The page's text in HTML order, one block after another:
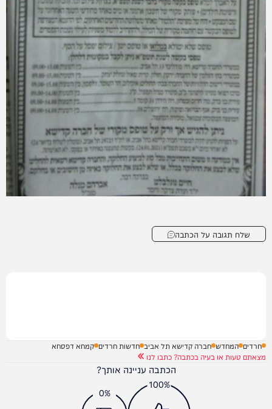
שלח תגובה על הכתבה
חרדים המחדש חברה קדישא תל אביב חדשות חרדים קמחא דפסחא
מצאתם טעות או בעיה בכתבה? כתבו לנו
הכתבה עניינה אותך?
100%
0%